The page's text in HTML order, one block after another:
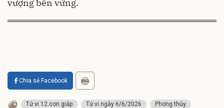
vượng bền vững.
Chia sẻ Facebook
Tử vi 12 con giáp Tử vi ngày 6/6/2026
Phong thủy